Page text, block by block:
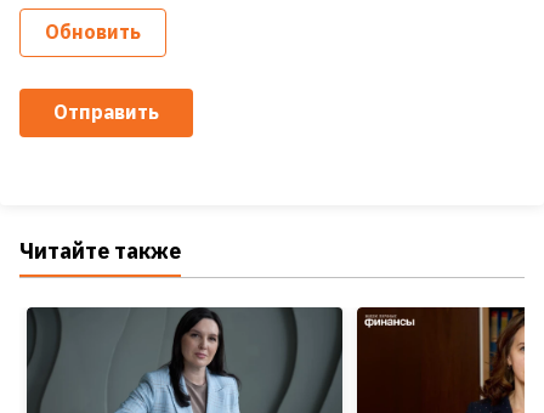
Обновить
Отправить
Читайте также